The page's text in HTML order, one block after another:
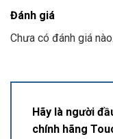
Đánh giá
Chưa có đánh giá nào.
Hãy là người
chính hãng